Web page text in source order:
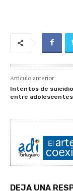
Artículo anterior
Intentos de
entre
DEJA UNA